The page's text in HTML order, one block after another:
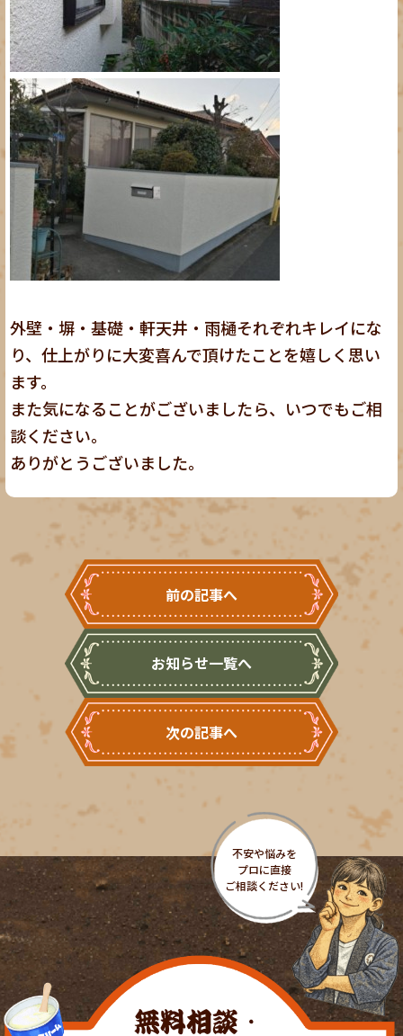
外壁・塀・基礎・軒天井・雨樋それぞれキレイにな
り、仕上がりに大変喜んで頂けたことを嬉しく思い
ます。
また気になることがございましたら、いつでもご相
談ください。
ありがとうございました。
前の記事へ
お知らせ一覧へ
次の記事へ
無料相談・